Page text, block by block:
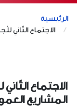
الرئيسية
الاجتماع الثّاني
الاجتماع
المشاريع